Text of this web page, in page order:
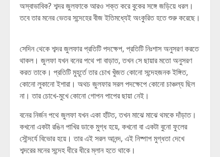
অস্বাভাবিক? শব্দর জুলফাকে আরও শক্ত করে বুকের সঙ্গে জড়িয়ে ধরল।
তবে তার মনের ভেতর সন্দেহের বীজ ইতিমধ্যেই অংকুরিত হতে শুরু করেছে।
সেদিন থেকে শব্দর জুলফার প্রতিটি পদক্ষেপ, প্রতিটি নিঃশাস অনুসরণ করতে
থাকল। জুলফা যখন বনের পথে পা বাড়াত, তখন সে ছায়ার মতো অনুসরণ
করত তাকে। প্রতিটি মুহূর্তে তার চোখ খুঁজত কোনো সন্দেহজনক ইঙ্গিত,
কোনো লুকানো ইশারা। অথচ জুলফার সরল পদক্ষেপে কোনো চাঞ্চল্য ছিল
না। তার চোখে-মুখে কোনো গোপন পাপের ছায়া নেই।
বনের নির্জন পথে জুলফা যখন একা হাঁটত, তখন মাঝে মাঝে থমকে দাঁড়াত।
কখনো একটা রঙিন পাখির ডাকে মুগ্ধ হয়ে, কখনো বা একটা বুনো ফুলের
সৌন্দর্যে বিভোর হয়ে। তার এই সরল আনন্দ, এই নিষ্পাপ মুগ্ধতা দেখে
শব্দরের মনের সন্দেহ ধীরে ধীরে ম্লান হতে থাকে।